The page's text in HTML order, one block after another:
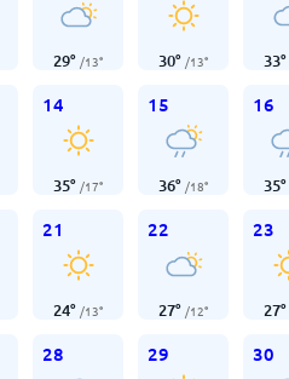
29° /13° 30° /13° 33°
14
35° /17°
15
36° /18°
16
35°
21
24° /13°
22
27° /12°
23
27°
28 29 30